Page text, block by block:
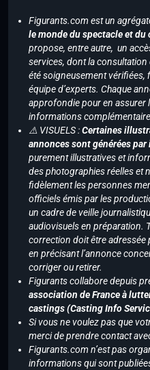
Figurants.com est un
le monde du spectacle et du
propose, entre autre, un
services, dont la consultation
été soigneusement vérifiées,
équipe d’experts. Chaque
approfondie pour en assurer
informations
⚠️ VISUELS :Certaines
annonces sont générées
purement illustratives et
des photographies réelles et
fidèlement les personnes
officiels émis par les
un cadre de veille
audiovisuels en préparation.
correction doit être adressée
en précisant l’annonce
corriger ou retirer.
Figurants collabore depuis
association de France à
castings (Casting Info
Si vous ne voulez pas que
merci de prendre contact
Figurants.com n’est pas
informations qui sont